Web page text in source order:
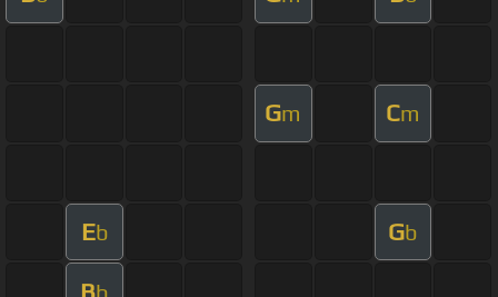
Gm Cm
Eb Gb
Bb